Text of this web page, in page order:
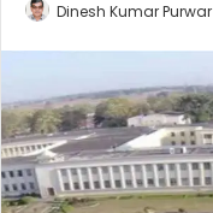
Dinesh Kumar Purwar